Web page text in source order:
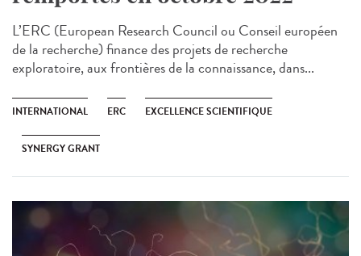
L’ERC (European Research Council ou Conseil européen
de la recherche) finance des projets de recherche
exploratoire, aux frontières de la connaissance, dans...
INTERNATIONAL ERC EXCELLENCE SCIENTIFIQUE
SYNERGY GRANT